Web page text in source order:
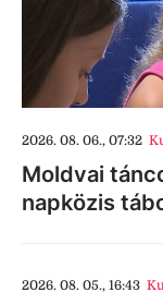
2026. 08. 06., 07:32
Moldvai
napközis
2026. 08. 05., 16:43